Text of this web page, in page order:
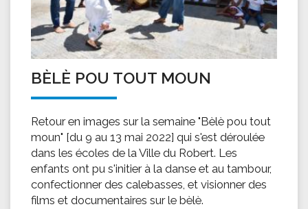
BÈLÈ POU TOUT MOUN
Retour en images sur la semaine "Bèlè pou tout
moun" [du 9 au 13 mai 2022] qui s'est déroulée
dans les écoles de la Ville du Robert. Les
enfants ont pu s'initier à la danse et au tambour,
confectionner des calebasses, et visionner des
films et documentaires sur le bèlè.